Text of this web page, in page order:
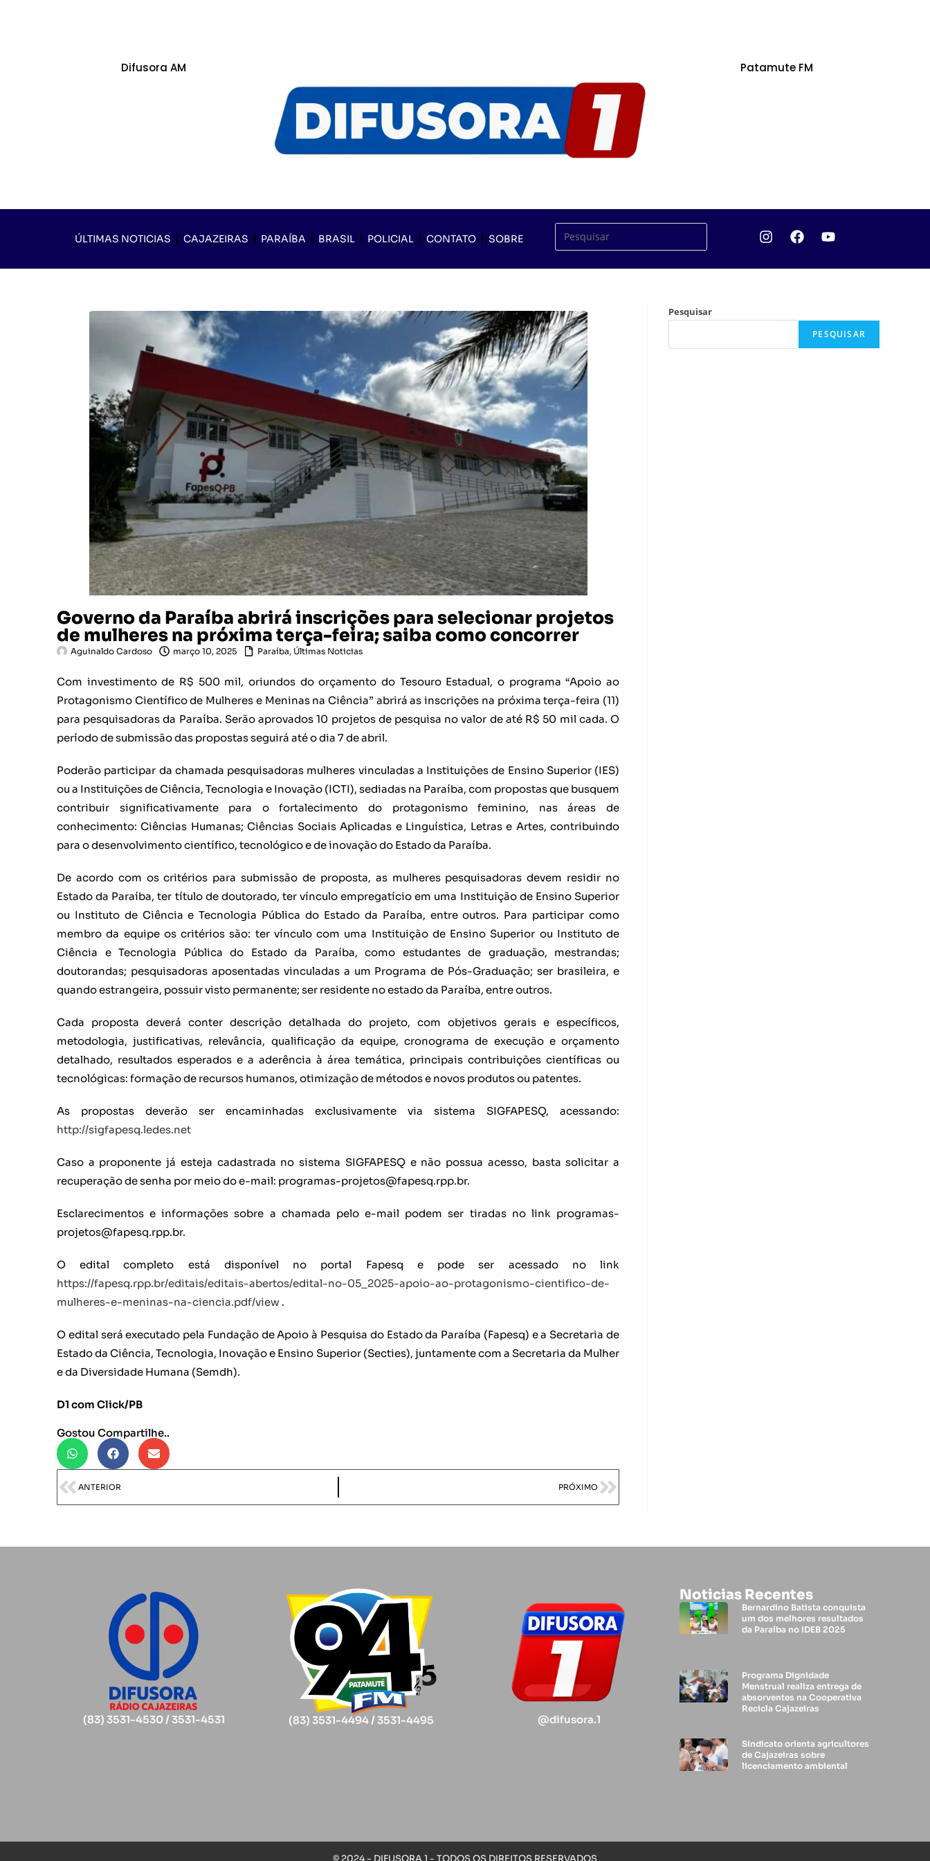
Difusora AM Patamute FM
ÚLTIMAS NOTICIAS CAJAZEIRAS PARAÍBA BRASIL POLICIAL CONTATO SOBRE
Governo da Paraíba abrirá inscrições para selecionar projetos
de mulheres na próxima terça-feira; saiba como concorrer
Aguinaldo Cardoso março 10, 2025 Paraíba, Últimas Noticias
Com investimento de R$ 500 mil, oriundos do orçamento do Tesouro Estadual, o programa “Apoio ao
Protagonismo Científico de Mulheres e Meninas na Ciência” abrirá as inscrições na próxima terça-feira (11)
para pesquisadoras da Paraíba. Serão aprovados 10 projetos de pesquisa no valor de até R$ 50 mil cada. O
período de submissão das propostas seguirá até o dia 7 de abril.
Poderão participar da chamada pesquisadoras mulheres vinculadas a Instituições de Ensino Superior (IES)
ou a Instituições de Ciência, Tecnologia e Inovação (ICTI), sediadas na Paraíba, com propostas que busquem
contribuir significativamente para o fortalecimento do protagonismo feminino, nas áreas de
conhecimento: Ciências Humanas; Ciências Sociais Aplicadas e Linguística, Letras e Artes, contribuindo
para o desenvolvimento científico, tecnológico e de inovação do Estado da Paraíba.
De acordo com os critérios para submissão de proposta, as mulheres pesquisadoras devem residir no
Estado da Paraíba, ter título de doutorado, ter vínculo empregatício em uma Instituição de Ensino Superior
ou Instituto de Ciência e Tecnologia Pública do Estado da Paraíba, entre outros. Para participar como
membro da equipe os critérios são: ter vínculo com uma Instituição de Ensino Superior ou Instituto de
Ciência e Tecnologia Pública do Estado da Paraíba, como estudantes de graduação, mestrandas;
doutorandas; pesquisadoras aposentadas vinculadas a um Programa de Pós-Graduação; ser brasileira, e
quando estrangeira, possuir visto permanente; ser residente no estado da Paraíba, entre outros.
Cada proposta deverá conter descrição detalhada do projeto, com objetivos gerais e específicos,
metodologia, justificativas, relevância, qualificação da equipe, cronograma de execução e orçamento
detalhado, resultados esperados e a aderência à área temática, principais contribuições científicas ou
tecnológicas: formação de recursos humanos, otimização de métodos e novos produtos ou patentes.
As propostas deverão ser encaminhadas exclusivamente via sistema SIGFAPESQ, acessando:
http://sigfapesq.ledes.net
Caso a proponente já esteja cadastrada no sistema SIGFAPESQ e não possua acesso, basta solicitar a
recuperação de senha por meio do e-mail: programas-projetos@fapesq.rpp.br.
Esclarecimentos e informações sobre a chamada pelo e-mail podem ser tiradas no link programas-
projetos@fapesq.rpp.br.
O edital completo está disponível no portal Fapesq e pode ser acessado no link
https://fapesq.rpp.br/editais/editais-abertos/edital-no-05_2025-apoio-ao-protagonismo-cientifico-de-
mulheres-e-meninas-na-ciencia.pdf/view .
O edital será executado pela Fundação de Apoio à Pesquisa do Estado da Paraíba (Fapesq) e a Secretaria de
Estado da Ciência, Tecnologia, Inovação e Ensino Superior (Secties), juntamente com a Secretaria da Mulher
e da Diversidade Humana (Semdh).
D1 com Click/PB
Gostou Compartilhe..
ANTERIOR PRÓXIMO
Pesquisar
PESQUISAR
(83) 3531-4530 / 3531-4531 (83) 3531-4494 / 3531-4495 @difusora.1
Noticias Recentes
Bernardino Batista conquista
um dos melhores resultados
da Paraíba no IDEB 2025
Programa Dignidade
Menstrual realiza entrega de
absorventes na Cooperativa
Recicla Cajazeiras
Sindicato orienta agricultores
de Cajazeiras sobre
licenciamento ambiental